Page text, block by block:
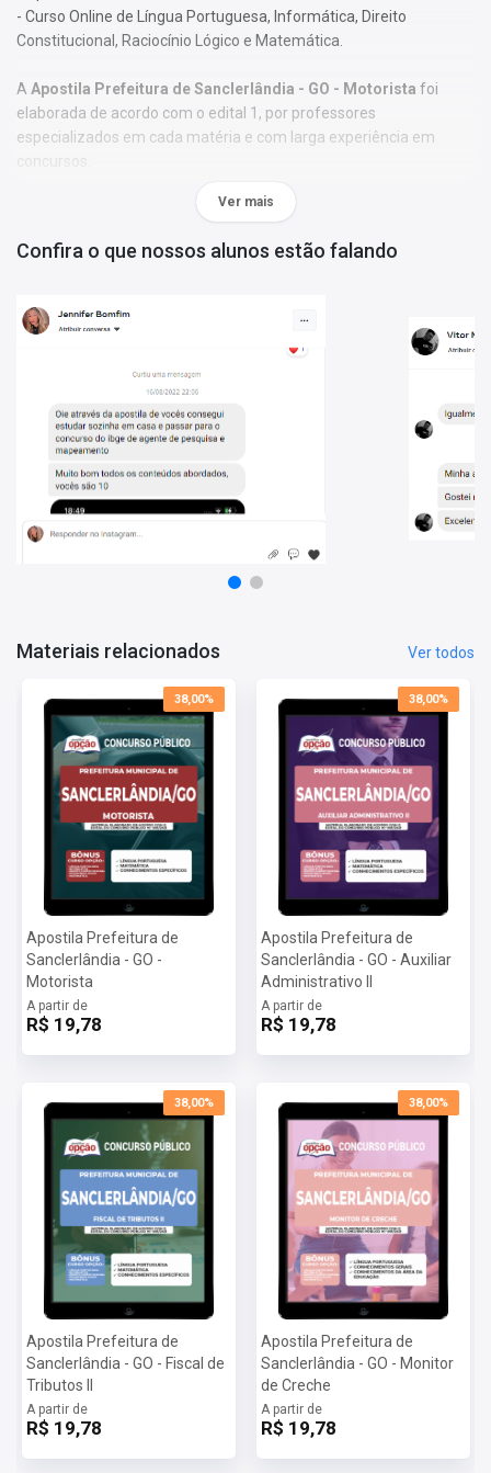
- Curso Online de Língua Portuguesa, Informática, Direito
Constitucional, Raciocínio Lógico e Matemática.
A Apostila Prefeitura de Sanclerlândia - GO - Motorista foi
elaborada de acordo com o edital 1, por professores
especializados em cada matéria e com larga experiência em
concursos.
O conteúdo foi organizado, visando uma fácil assimilação do
aprendizagem.
Características:
- Material;
- Possui exercícios de fixação gabaritados ao final de cada
- Materiais digitais para reforçar a sua preparação;
- Apostila elaborada por professores especializados em
concursos.
Matérias da Apostila:
Língua Portuguesa
Sanclerlândia - GO 2022:
Inscrições:
De 21/11 a 12/11
Salário:R$ 1.650,00
Taxa de Inscrição:R$ 80,00
Provas:
Organizadora:INEP
Ver mais
Confira o que nossos alunos estão falando
Materiais relacionados Ver todos
38,00%
Apostila Prefeitura de
Sanclerlândia - GO -
Motorista
A partir de
R$ 19,78
38,00%
Apostila Prefeitura de
Sanclerlândia - GO - Auxiliar
Administrativo II
A partir de
R$ 19,78
38,00%
Apostila Prefeitura de
Sanclerlândia - GO - Fiscal de
Tributos II
A partir de
R$ 19,78
38,00%
Apostila Prefeitura de
Sanclerlândia - GO - Monitor
de Creche
A partir de
R$ 19,78